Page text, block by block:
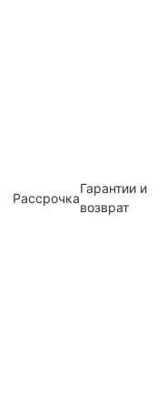
Рассрочка
Гарантии и
возврат